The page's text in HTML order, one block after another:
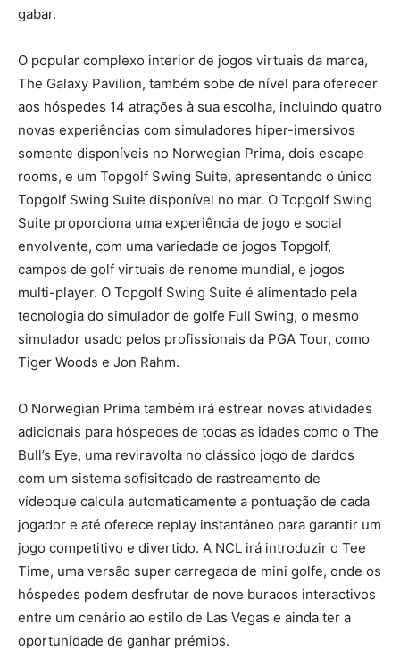
gabar.
O popular complexo interior de jogos virtuais da marca,
The Galaxy Pavilion, também sobe de nível para oferecer
aos hóspedes 14 atrações à sua escolha, incluindo quatro
novas experiências com simuladores hiper-imersivos
somente disponíveis no Norwegian Prima, dois escape
rooms, e um Topgolf Swing Suite, apresentando o único
Topgolf Swing Suite disponível no mar. O Topgolf Swing
Suite proporciona uma experiência de jogo e social
envolvente, com uma variedade de jogos Topgolf,
campos de golf virtuais de renome mundial, e jogos
multi-player. O Topgolf Swing Suite é alimentado pela
tecnologia do simulador de golfe Full Swing, o mesmo
simulador usado pelos profissionais da PGA Tour, como
Tiger Woods e Jon Rahm.
O Norwegian Prima também irá estrear novas atividades
adicionais para hóspedes de todas as idades como o The
Bull’s Eye, uma reviravolta no clássico jogo de dardos
com um sistema sofisitcado de rastreamento de
vídeoque calcula automaticamente a pontuação de cada
jogador e até oferece replay instantâneo para garantir um
jogo competitivo e divertido. A NCL irá introduzir o Tee
Time, uma versão super carregada de mini golfe, onde os
hóspedes podem desfrutar de nove buracos interactivos
entre um cenário ao estilo de Las Vegas e ainda ter a
oportunidade de ganhar prémios.